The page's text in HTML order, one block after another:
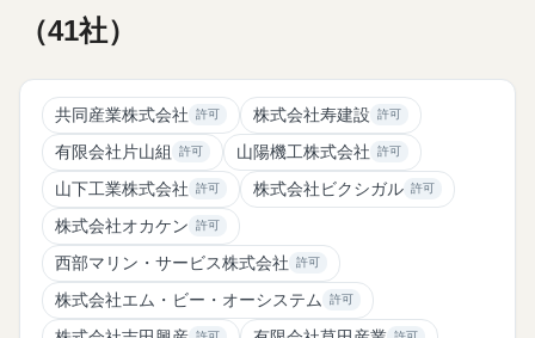
（41社）
共同産業株式会社 許可 株式会社寿建設 許可
有限会社片山組 許可 山陽機工株式会社 許可
山下工業株式会社 許可 株式会社ビクシガル 許可
株式会社オカケン 許可
西部マリン・サービス株式会社 許可
株式会社エム・ビー・オーシステム 許可